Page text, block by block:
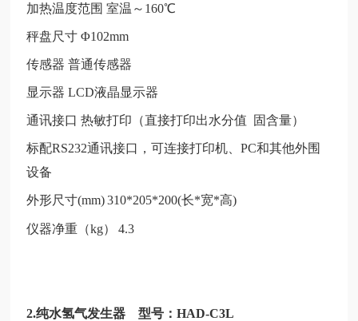
加热温度范围 室温～ 160℃
秤盘尺寸 Φ102mm
传感器 普通传感器
显示器 LCD液晶显示器
通讯接口 热敏打印（直接打印出水分值 固含量）
标配RS232通讯接口，可连接打印机、PC和其他外围
设备
外形尺寸(mm) 310*205*200(长*宽*高)
仪器净重（kg） 4.3
2.纯水氢气发生器 型号：HAD-C3L